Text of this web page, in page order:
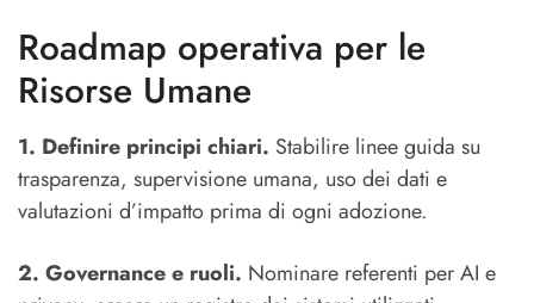
Roadmap operativa per le
Risorse Umane
1. Definire principi chiari. Stabilire linee guida su
trasparenza, supervisione umana, uso dei dati e
valutazioni d’impatto prima di ogni adozione.
2. Governance e ruoli. Nominare referenti per AI e